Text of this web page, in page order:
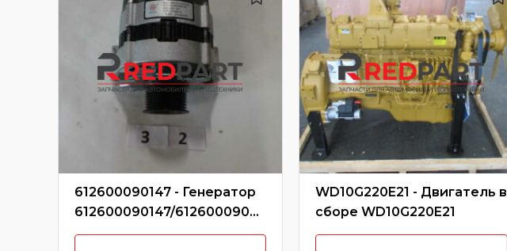
612600090147 - Генератор
612600090147/61260009050
6/SP101895/P-C03-4001 (Без
WD10G220E21 - Двигатель в
сборе WD10G220E21